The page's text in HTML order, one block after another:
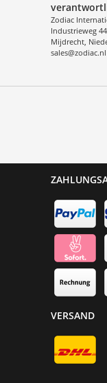
Zodiac
Industrieweg 44
Mijdrecht,
sales@zodiac.nl
VERSAND